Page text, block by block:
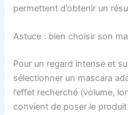
permettent d’obtenir un
Astuce : bien choisir son
Pour un regard intense et
sélectionner un mascara
l’effet recherché (volume,
convient de poser le